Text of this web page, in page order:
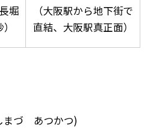
堀
（大阪駅から地下街で
直結、大阪駅真正面）
づ あつかつ)